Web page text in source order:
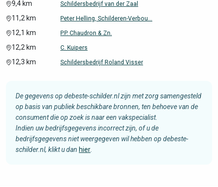
9,4 km Schildersbedrijf van der Zaal
11,2 km Peter Helling, Schilderen-Verbou...
12,1 km P.P. Chaudron & Zn.
12,2 km C. Kuipers
12,3 km Schildersbedrijf Roland Visser
De gegevens op debeste-schilder.nl zijn met zorg samengesteld
op basis van publiek beschikbare bronnen, ten behoeve van de
consument die op zoek is naar een vakspecialist.
Indien uw bedrijfsgegevens incorrect zijn, of u de
bedrijfsgegevens niet weergegeven wil hebben op debeste-
schilder.nl, klikt u dan hier